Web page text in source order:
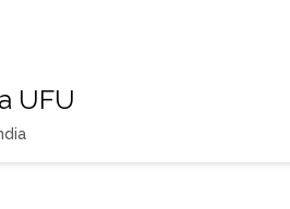
UFU